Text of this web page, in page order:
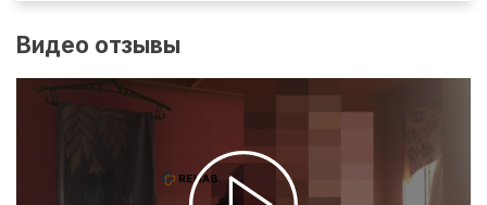
Видео отзывы